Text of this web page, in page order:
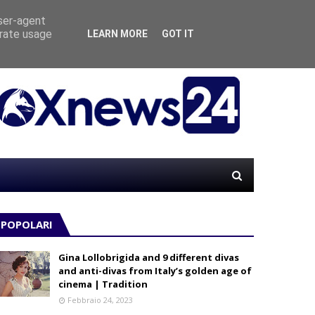
POPOLARI
Gina Lollobrigida and 9 different divas
and anti-divas from Italy’s golden age of
cinema | Tradition
Febbraio 24, 2023
agent
usage
LEARN MORE GOT IT